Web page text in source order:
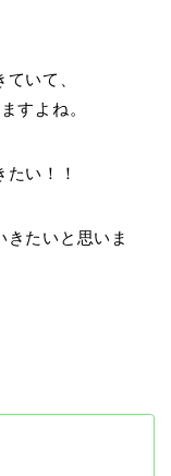
いて、
すよね。
い！！
たいと思いま